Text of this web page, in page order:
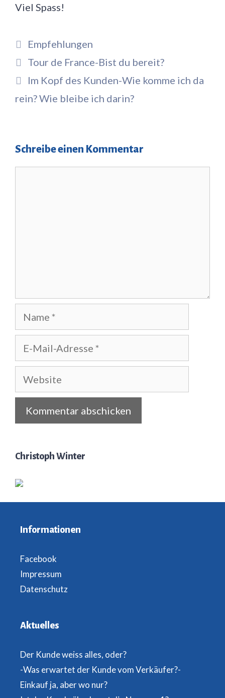
Viel Spass!
Kategorien
Empfehlungen
Tour de France-Bist du bereit?
Im Kopf des Kunden-Wie komme ich da
rein? Wie bleibe ich darin?
Schreibe einen Kommentar
Name
Website
Christoph Winter
Informationen
Facebook
Impressum
Datenschutz
Aktuelles
Der Kunde weiss alles, oder?
-Was erwartet der Kunde vom Verkäufer?-
Einkauf ja, aber wo nur?